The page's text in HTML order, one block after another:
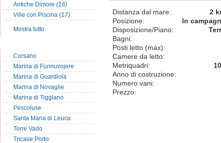
Antiche Dimore (16)
Ville con Piscina (17)
Mostra tutto
Corsano
Marina di Funnuvojere
Marina di Guardiola
Marina di Novaglie
Marina di Tiggiano
Pescoluse
Santa Maria di Leuca
Torre Vado
Tricase Porto
Distanza dal mare:
2
Posizione:
In
Disposizione/Piano:
Bagni:
Posti letto (max):
Camere da letto:
Metriquadri:
Anno di costruzione:
Numero vani:
Prezzo: